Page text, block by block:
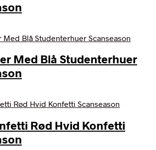
Med Blå Studenterhuer
Rød Hvid Konfetti